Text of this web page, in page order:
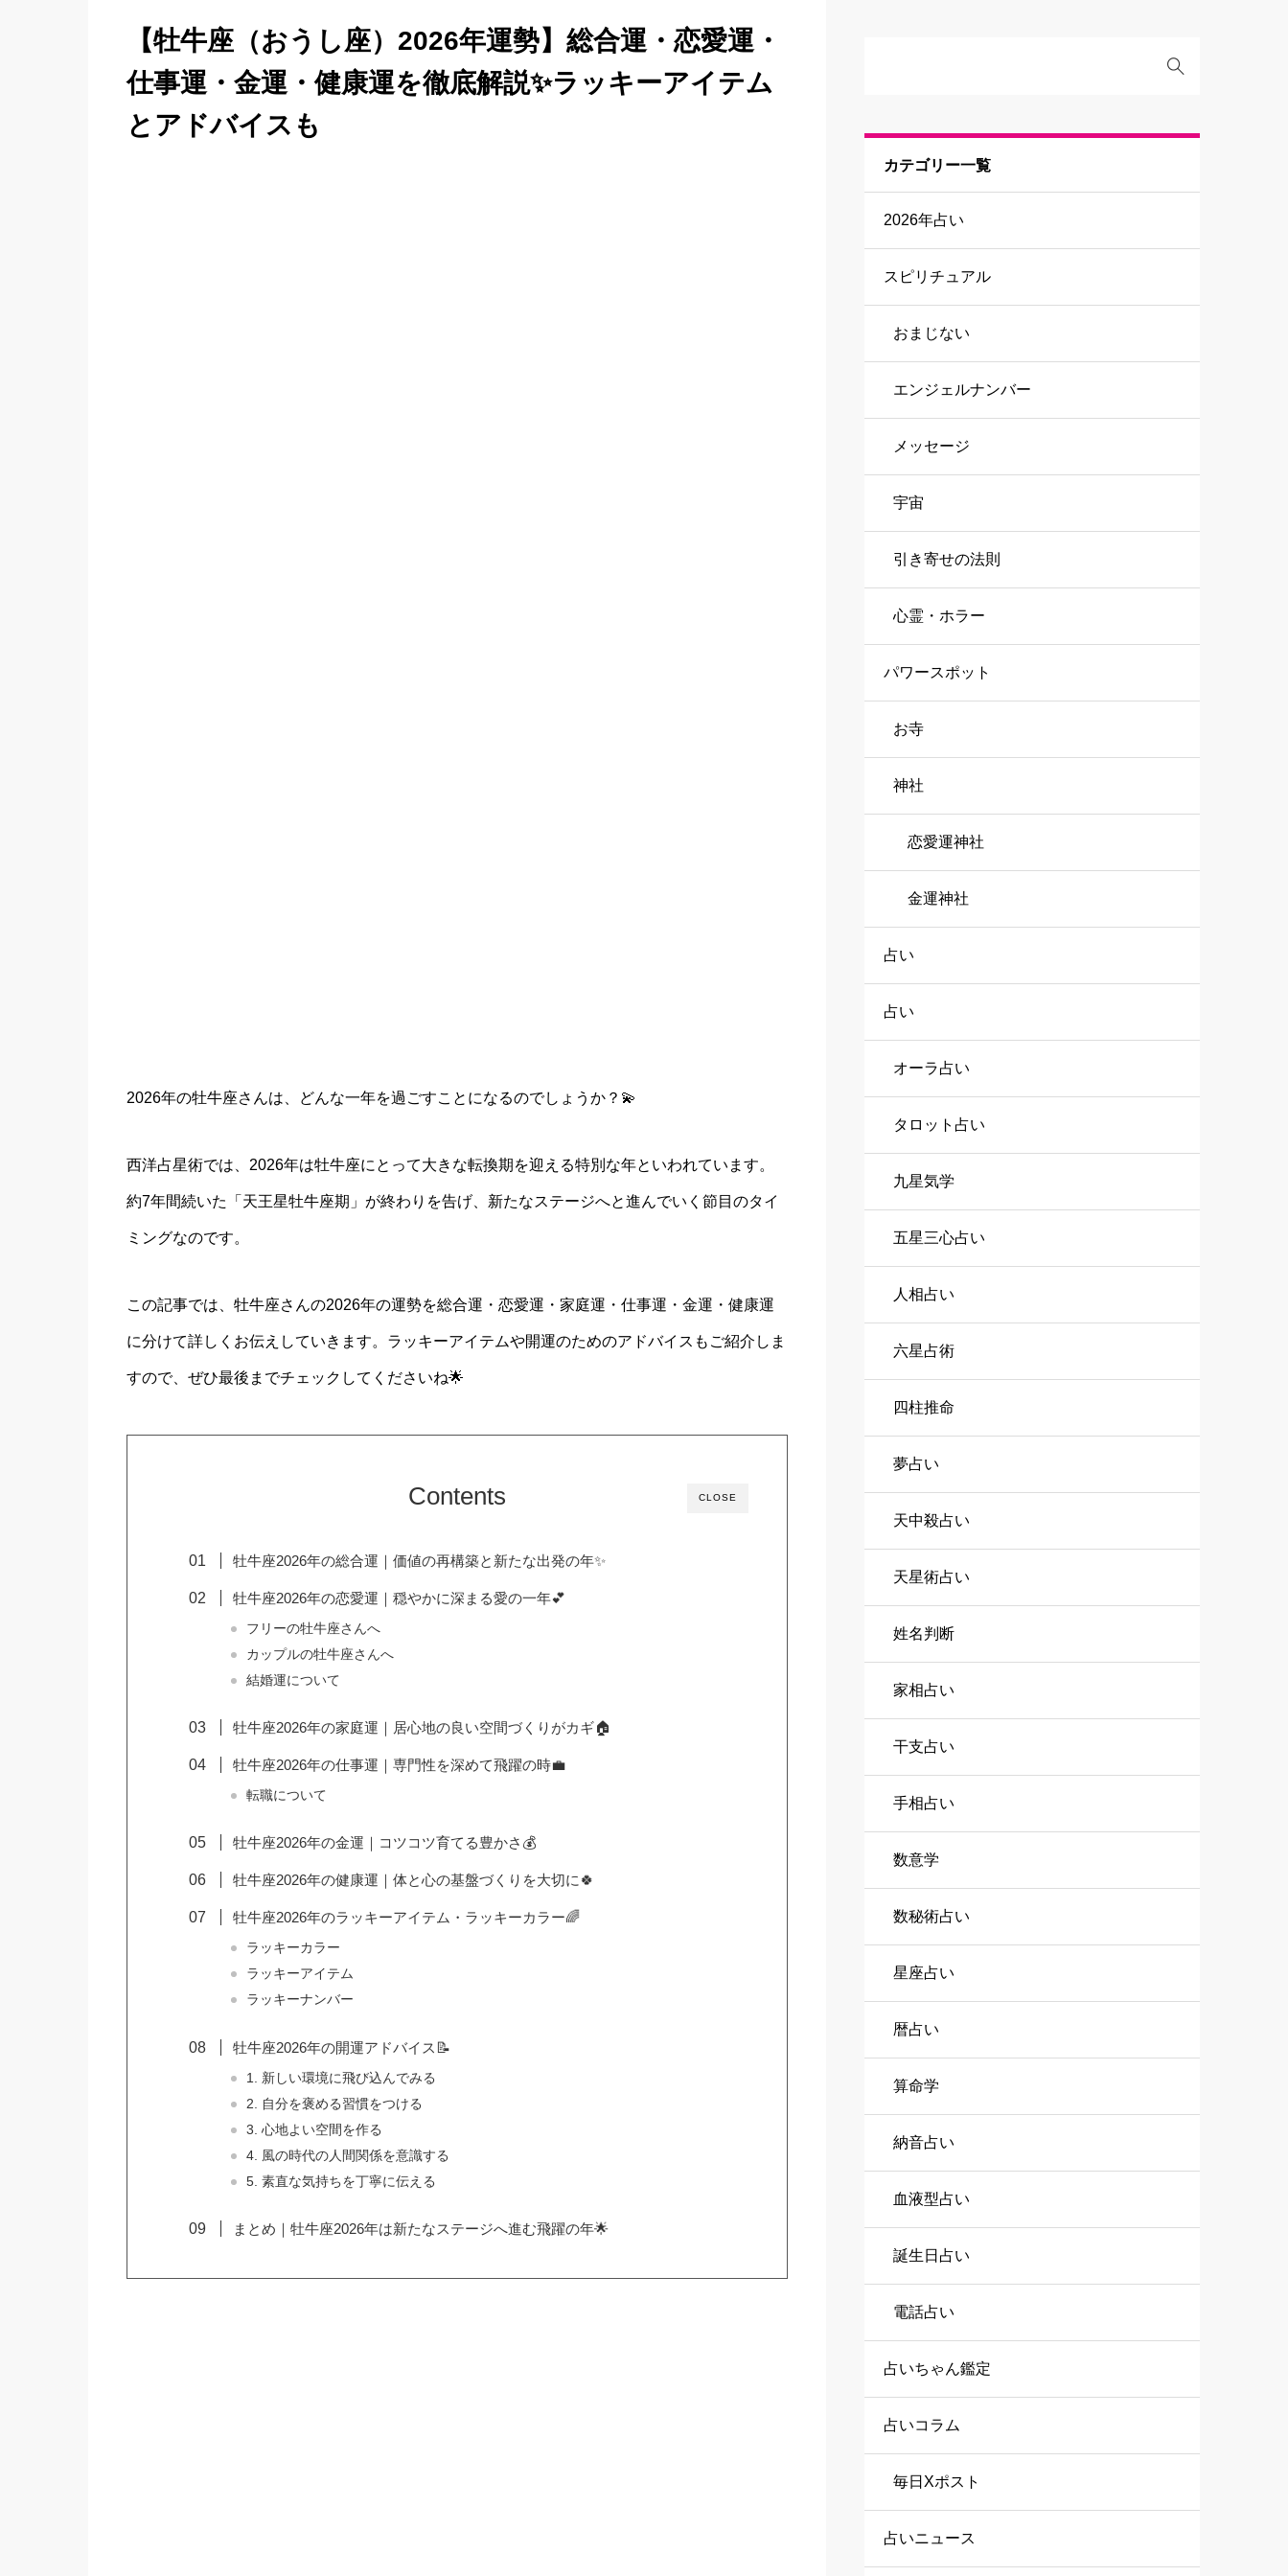
【牡牛座（おうし座）2026年運勢】総合運・恋愛運・
仕事運・金運・健康運を徹底解説✨ラッキーアイテム
とアドバイスも
2026年の牡牛座さんは、どんな一年を過ごすことになるのでしょうか？💫
西洋占星術では、2026年は牡牛座にとって大きな転換期を迎える特別な年といわれています。
約7年間続いた「天王星牡牛座期」が終わりを告げ、新たなステージへと進んでいく節目のタイ
ミングなのです。
この記事では、牡牛座さんの2026年の運勢を総合運・恋愛運・家庭運・仕事運・金運・健康運
に分けて詳しくお伝えしていきます。ラッキーアイテムや開運のためのアドバイスもご紹介しま
すので、ぜひ最後までチェックしてくださいね🌟
CLOSE
Contents
牡牛座2026年の総合運｜価値の再構築と新たな出発の年✨
牡牛座2026年の恋愛運｜穏やかに深まる愛の一年💕
フリーの牡牛座さんへ
カップルの牡牛座さんへ
結婚運について
牡牛座2026年の家庭運｜居心地の良い空間づくりがカギ🏠
牡牛座2026年の仕事運｜専門性を深めて飛躍の時💼
転職について
牡牛座2026年の金運｜コツコツ育てる豊かさ💰
牡牛座2026年の健康運｜体と心の基盤づくりを大切に🍀
牡牛座2026年のラッキーアイテム・ラッキーカラー🌈
ラッキーカラー
ラッキーアイテム
ラッキーナンバー
牡牛座2026年の開運アドバイス📝
1. 新しい環境に飛び込んでみる
2. 自分を褒める習慣をつける
3. 心地よい空間を作る
4. 風の時代の人間関係を意識する
5. 素直な気持ちを丁寧に伝える
まとめ｜牡牛座2026年は新たなステージへ進む飛躍の年🌟
カテゴリー一覧
2026年占い
スピリチュアル
おまじない
エンジェルナンバー
メッセージ
宇宙
引き寄せの法則
心霊・ホラー
パワースポット
お寺
神社
恋愛運神社
金運神社
占い
占い
オーラ占い
タロット占い
九星気学
五星三心占い
人相占い
六星占術
四柱推命
夢占い
天中殺占い
天星術占い
姓名判断
家相占い
干支占い
手相占い
数意学
数秘術占い
星座占い
暦占い
算命学
納音占い
血液型占い
誕生日占い
電話占い
占いちゃん鑑定
占いコラム
毎日Xポスト
占いニュース